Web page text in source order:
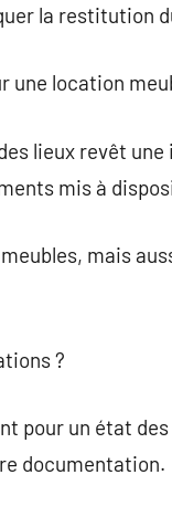
la restitution
une location
lieux revêt
mis à
mais
?
pour un état
documentation.